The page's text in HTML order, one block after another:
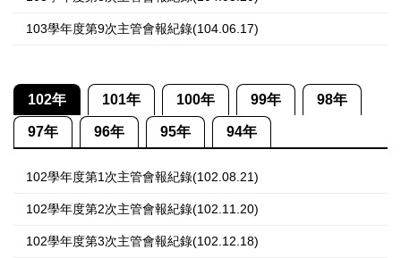
103學年度第9次主管會報紀錄(104.06.17)
102年 101年 100年 99年 98年
97年 96年 95年 94年
102學年度第1次主管會報紀錄(102.08.21)
102學年度第2次主管會報紀錄(102.11.20)
102學年度第3次主管會報紀錄(102.12.18)